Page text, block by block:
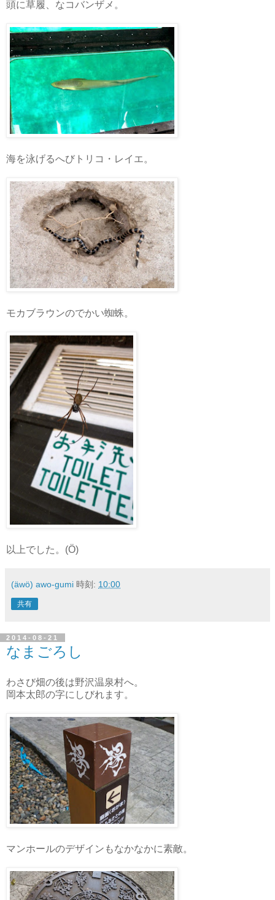
頭に草履、なコバンザメ。
海を泳げるへびトリコ・レイエ。
モカブラウンのでかい蜘蛛。
以上でした。(Ö)
(äwö) awo-gumi 時刻: 10:00
共有
2014-08-21
なまごろし
わさび畑の後は野沢温泉村へ。
岡本太郎の字にしびれます。
マンホールのデザインもなかなかに素敵。